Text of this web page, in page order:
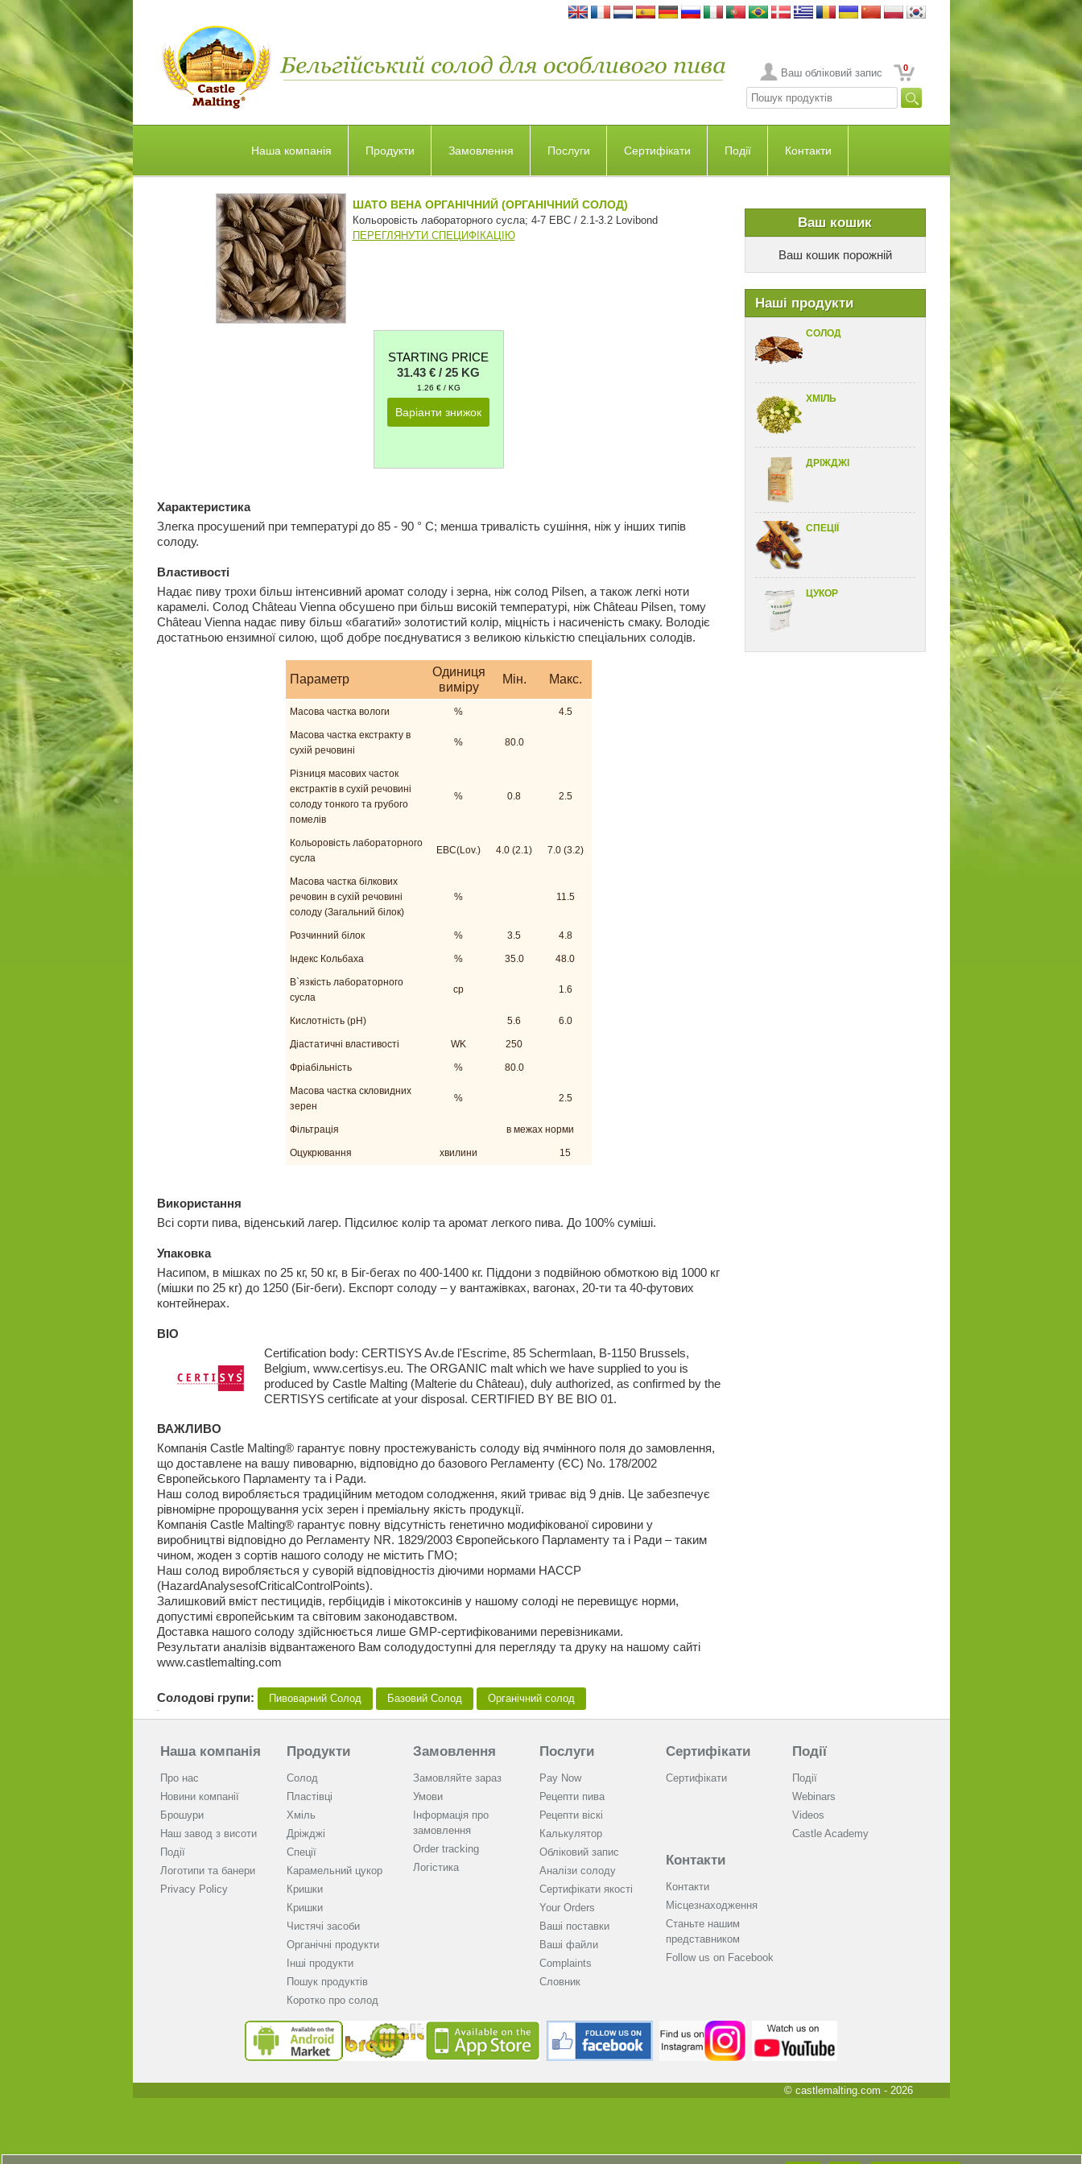
Ваш обліковий запис 0
Наша компанія Продукти Замовлення Послуги Сертифікати Події Контакти
Ваш кошик
Ваш кошик порожній
Наші продукти
СОЛОД
ХМІЛЬ
ДРІЖДЖІ
СПЕЦІЇ
ЦУКОР
ШАТО ВЕНА ОРГАНІЧНИЙ (ОРГАНІЧНИЙ СОЛОД)
Кольоровість лабораторного сусла; 4-7 EBC / 2.1-3.2 Lovibond
ПЕРЕГЛЯНУТИ СПЕЦИФІКАЦІЮ
STARTING PRICE
31.43 € / 25 KG
1.26 € / KG
Варіанти знижок
Характеристика
Злегка просушений при температурі до 85 - 90 ° C; менша тривалість сушіння, ніж у інших типів
солоду.
Властивості
Надає пиву трохи більш інтенсивний аромат солоду і зерна, ніж солод Pilsen, а також легкі ноти
карамелі. Солод Château Vienna обсушено при більш високій температурі, ніж Château Pilsen, тому
Château Vienna надає пиву більш «багатий» золотистий колір, міцність і насиченість смаку. Володіє
достатньою ензимної силою, щоб добре поєднуватися з великою кількістю спеціальних солодів.
Параметр
Одиниця
виміру
Мiн. Макс.
Mасова частка вологи % 4.5
Масова частка екстракту в
сухій речовині
% 80.0
Різниця масових часток
екстрактів в сухій речовині
солоду тонкого та грубого
помелів
% 0.8 2.5
Кольоровість лабораторного
сусла
EBC(Lov.) 4.0 (2.1) 7.0 (3.2)
Масова частка білкових
речовин в сухій речовині
солоду (Загальний білок)
% 11.5
Розчинний білок % 3.5 4.8
Індекс Кольбаха % 35.0 48.0
В`язкість лабораторного
сусла
cp 1.6
Кислотність (pH) 5.6 6.0
Діастатичні властивості WK 250
Фріабільність % 80.0
Масова частка скловидних
зерен
% 2.5
Фільтрація в межах норми
Оцукрювання хвилини 15
Використання
Всі сорти пива, віденський лагер. Підсилює колір та аромат легкого пива. До 100% суміші.
Упаковка
Насипом, в мішках по 25 кг, 50 кг, в Біг-бегах по 400-1400 кг. Піддони з подвійною обмоткою від 1000 кг
(мішки по 25 кг) до 1250 (Біг-беги). Експорт солоду – у вантажівках, вагонах, 20-ти та 40-футових
контейнерах.
BIO
Certification body: CERTISYS Av.de l'Escrime, 85 Schermlaan, B-1150 Brussels,
Belgium, www.certisys.eu. The ORGANIC malt which we have supplied to you is
produced by Castle Malting (Malterie du Château), duly authorized, as confirmed by the
CERTISYS certificate at your disposal. CERTIFIED BY BE BIO 01.
ВАЖЛИВО
Компанія Castle Malting® гарантує повну простежуваність солоду від ячмінного поля до замовлення,
що доставлене на вашу пивоварню, відповідно до базового Регламенту (ЄС) No. 178/2002
Європейського Парламенту та і Ради.
Наш солод виробляється традиційним методом солодження, який триває від 9 днів. Це забезпечує
рівномірне пророщування усіх зерен і преміальну якість продукції.
Компанія Castle Malting® гарантує повну відсутність генетично модифікованої сировини у
виробництві відповідно до Регламенту NR. 1829/2003 Європейського Парламенту та і Ради – таким
чином, жоден з сортів нашого солоду не містить ГМО;
Наш солод виробляється у суворій відповідностіз діючими нормами НАССР
(HazardAnalysesofCriticalControlPoints).
Залишковий вміст пестицидів, гербіцидів i мікотоксинів у нашому солоді не перевищує норми,
допустимі європейським та світовим законодавством.
Доставка нашого солоду здійснюється лише GMP-сертифікованими перевізниками.
Результати аналізів відвантаженого Вам солодудоступні для перегляду та друку на нашому сайті
www.castlemalting.com
Солодові групи: Пивоварний Солод Базовий Солод Органічний солод
Наша компанія
Про нас
Новини компанії
Брошури
Наш завод з висоти
Події
Логотипи та банери
Privacy Policy
Продукти
Солод
Пластівці
Хміль
Дріжджі
Спеції
Карамельний цукор
Кришки
Кришки
Чистячі засоби
Органічні продукти
Інші продукти
Пошук продуктів
Коротко про солод
Замовлення
Замовляйте зараз
Умови
Інформація про
замовлення
Order tracking
Логістика
Послуги
Pay Now
Рецепти пива
Рецепти віскі
Калькулятор
Обліковий запис
Аналізи солоду
Cертифікати якості
Your Orders
Ваші поставки
Ваші файли
Complaints
Словник
Сертифікати
Сертифікати
Події
Події
Webinars
Videos
Castle Academy
Контакти
Контакти
Місцезнаходження
Станьте нашим
представником
Follow us on Facebook
© castlemalting.com - 2026